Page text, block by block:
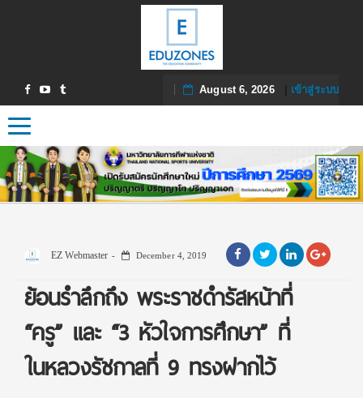
August 6, 2026| เข้าสู่ระบบ
Toggle navigation
EZ Webmaster December 4, 2019
ย้อนรำลึกถึง พระราชดำรัสหน้าที่
“ครู” และ “3 หัวใจการศึกษา” ที่
ในหลวงรัชกาลที่ 9 ทรงฝากไว้